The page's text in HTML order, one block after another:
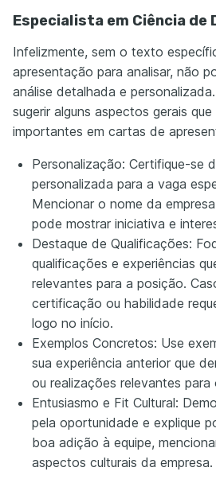
Especialista em Ciência de
Infelizmente, sem o texto
apresentação para analisar, não
análise detalhada e
sugerir alguns aspectos gerais
importantes em cartas de
Personalização: Certifique-se
personalizada para a vaga
Mencionar o nome da
pode mostrar iniciativa e
Destaque de Qualificações:
qualificações e experiências
relevantes para a posição.
certificação ou habilidade
logo no início.
Exemplos Concretos: Use
sua experiência anterior que
ou realizações relevantes
Entusiasmo e Fit Cultural:
pela oportunidade e explique
boa adição à equipe,
aspectos culturais da empresa.